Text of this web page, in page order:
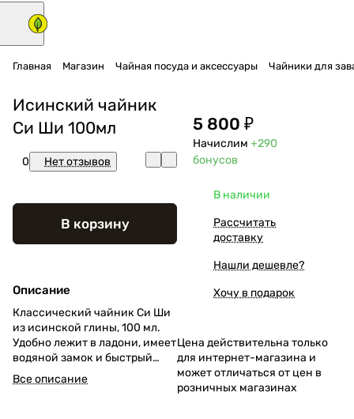
Главная Магазин Чайная посуда и аксессуары Чайники для
Исинский чайник
Си Ши 100мл
0 Нет отзывов
В корзину
Описание
Классический чайник Си Ши
из исинской глины, 100 мл.
Удобно лежит в ладони, имеет
водяной замок и быстрый
слив — 8 секунд.
Все описание
5 800 ₽
Начислим +290
бонусов
В наличии
Рассчитать
доставку
Нашли дешевле?
Хочу в подарок
Цена действительна только
для интернет-магазина и
может отличаться от цен в
розничных магазинах